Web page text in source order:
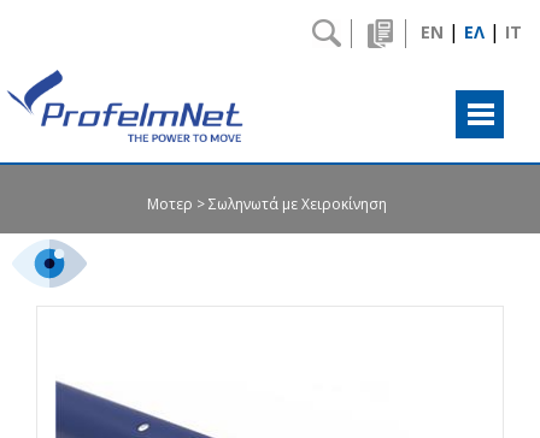
Μοτερ Σωληνωτά με Χειροκίνηση
EN | ΕΛ | IT